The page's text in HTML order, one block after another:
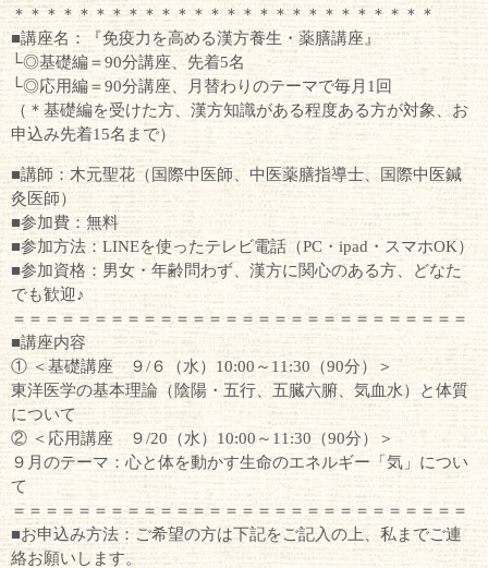
＊＊＊＊＊＊＊＊＊＊＊＊＊＊＊＊＊＊＊＊＊＊＊＊＊＊
■講座名：『免疫力を高める漢方養生・薬膳講座』
└◎基礎編＝90分講座、先着5名
└◎応用編＝90分講座、月替わりのテーマで毎月1回
（＊基礎編を受けた方、漢方知識がある程度ある方が対象、お
申込み先着15名まで）
■講師：木元聖花（国際中医師、中医薬膳指導士、国際中医鍼
灸医師）
■参加費：無料
■参加方法：LINEを使ったテレビ電話（PC・ipad・スマホOK）
■参加資格：男女・年齢問わず、漢方に関心のある方、どなた
でも歓迎♪
＝＝＝＝＝＝＝＝＝＝＝＝＝＝＝＝＝＝＝＝＝＝＝＝＝＝＝＝
■講座内容
① ＜基礎講座 ９/６（水）10:00～11:30（90分）＞
東洋医学の基本理論（陰陽・五行、五臓六腑、気血水）と体質
について
② ＜応用講座 ９/20（水）10:00～11:30（90分）＞
９月のテーマ：心と体を動かす生命のエネルギー「気」につい
て
＝＝＝＝＝＝＝＝＝＝＝＝＝＝＝＝＝＝＝＝＝＝＝＝＝＝＝＝
■お申込み方法：ご希望の方は下記をご記入の上、私までご連
絡お願いします。